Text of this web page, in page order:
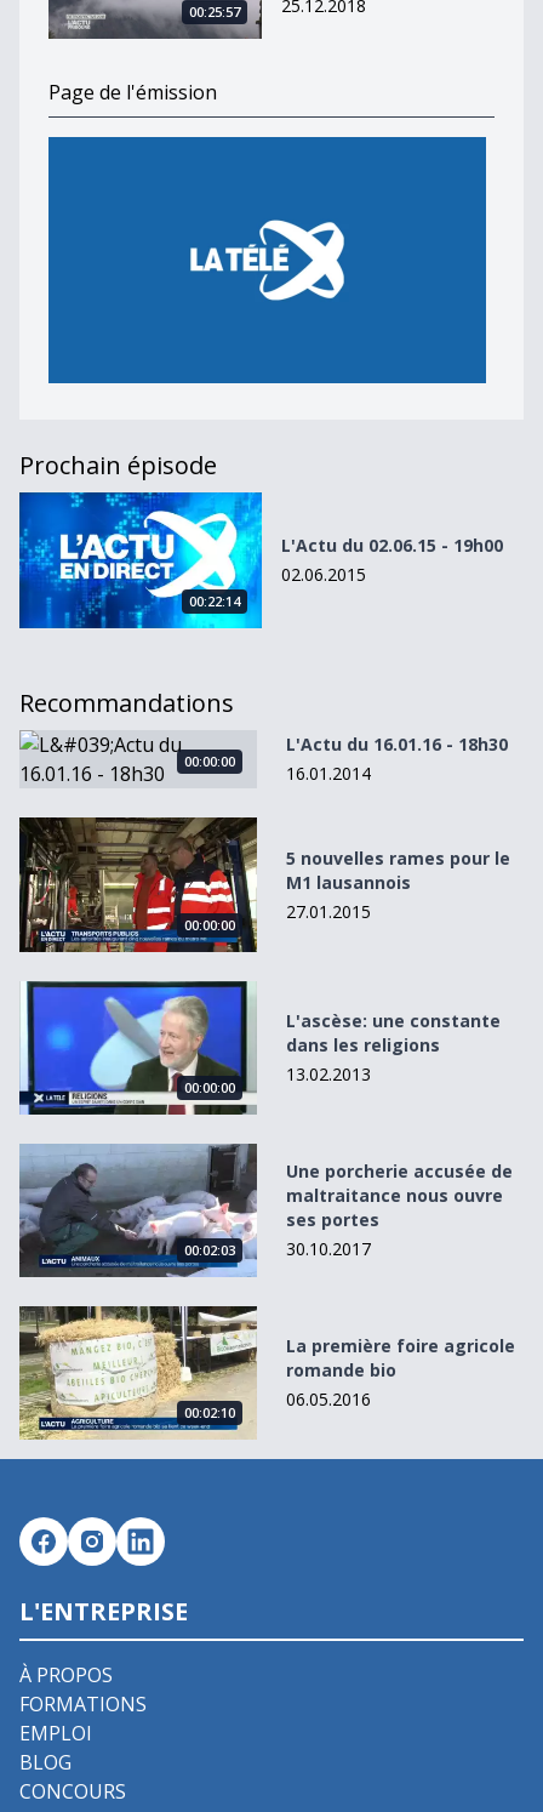
00:25:57
25.12.2018
Page de l'émission
Prochain épisode
L&#039;Actu du 02.06.15 - 19h00
00:22:14
L'Actu du 02.06.15 - 19h00
02.06.2015
Recommandations
L&#039;Actu du 16.01.16 - 18h30
00:00:00
L'Actu du 16.01.16 - 18h30
16.01.2014
5 nouvelles rames pour le M1 lausannois
00:00:00
5 nouvelles rames pour le
M1 lausannois
27.01.2015
L&#039;ascèse: une constante dans les religions
00:00:00
L'ascèse: une constante
dans les religions
13.02.2013
Une porcherie accusée de maltraitance nous ouvre ses
00:02:03
Une porcherie accusée de
maltraitance nous ouvre
ses portes
30.10.2017
La première foire agricole romande bio
00:02:10
La première foire agricole
romande bio
06.05.2016
L'ENTREPRISE
À PROPOS
FORMATIONS
EMPLOI
BLOG
CONCOURS